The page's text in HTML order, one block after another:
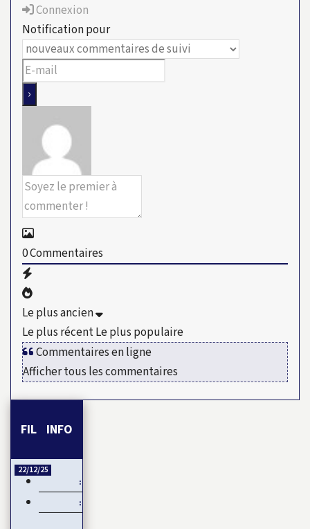
Connexion
Notification pour
0Commentaires
Le plus ancien
Le plus récentLe plus populaire
Commentaires en ligne
Afficher tous les commentaires
FIL INFO
22/12/25